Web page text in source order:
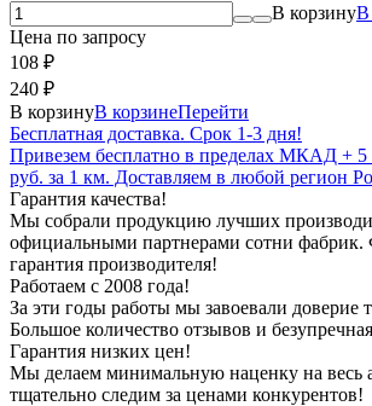
В корзинуВ
Цена по запросу
108 ₽
240 ₽
В корзинуВ корзинеПерейти
Бесплатная доставка. Срок 1-3 дня!
Привезем бесплатно в пределах МКАД + 5
руб. за 1 км. Доставляем в любой регион
Гарантия качества!
Мы собрали продукцию лучших
официальными партнерами сотни
гарантия производителя!
Работаем с 2008 года!
За эти годы работы мы завоевали доверие
Большое количество отзывов и
Гарантия низких цен!
Мы делаем минимальную наценку на весь
тщательно следим за ценами конкурентов!